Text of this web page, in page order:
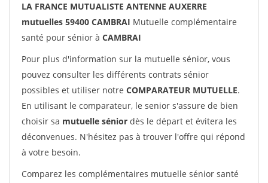
LA FRANCE MUTUALISTE ANTENNE AUXERRE
mutuelles 59400 CAMBRAI Mutuelle complémentaire
santé pour sénior à CAMBRAI
Pour plus d'information sur la mutuelle sénior, vous
pouvez consulter les différents contrats sénior
possibles et utiliser notre COMPARATEUR MUTUELLE.
En utilisant le comparateur, le senior s'assure de bien
choisir sa mutuelle sénior dès le départ et évitera les
déconvenues. N'hésitez pas à trouver l'offre qui répond
à votre besoin.
Comparez les complémentaires mutuelle sénior santé